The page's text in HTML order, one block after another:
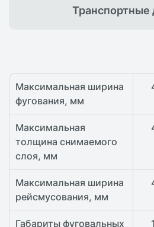
Транспортные
Максимальная ширина
фугования, мм
Максимальная
толщина снимаемого
слоя, мм
Максимальная ширина
рейсмусования, мм
Габариты фуговальных